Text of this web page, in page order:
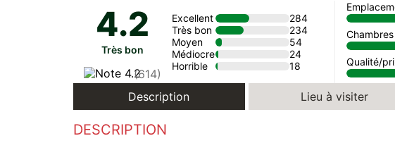
4.2
Très bon
(614)
Excellent
284
Très bon
234
Moyen
54
Médiocre
24
Horrible
18
Chambres
Qualité/
Description Lieu à visiter
DESCRIPTION